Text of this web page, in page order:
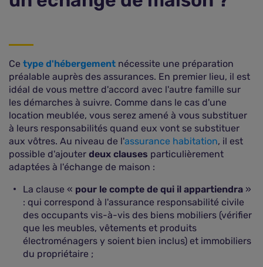
Ce type d'hébergement nécessite une préparation
préalable auprès des assurances. En premier lieu, il est
idéal de vous mettre d'accord avec l'autre famille sur
les démarches à suivre. Comme dans le cas d'une
location meublée, vous serez amené à vous substituer
à leurs responsabilités quand eux vont se substituer
aux vôtres. Au niveau de l'assurance habitation, il est
possible d'ajouter deux clauses particulièrement
adaptées à l'échange de maison :
La clause « pour le compte de qui il appartiendra »
: qui correspond à l'assurance responsabilité civile
des occupants vis-à-vis des biens mobiliers (vérifier
que les meubles, vêtements et produits
électroménagers y soient bien inclus) et immobiliers
du propriétaire ;